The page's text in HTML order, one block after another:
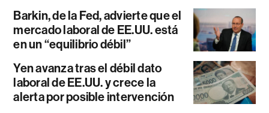
Barkin, de la Fed, advierte que el
mercado laboral de EE.UU. está
en un “equilibrio débil”
Yen avanza tras el débil dato
laboral de EE.UU. y crece la
alerta por posible intervención